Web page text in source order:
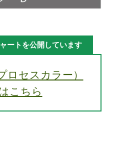
ートを公開しています
ロセスカラー）
こちら